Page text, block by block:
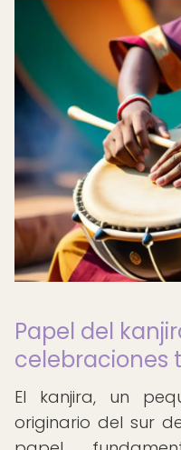
Papel del
celebraciones
El kanjira, un
originario del sur